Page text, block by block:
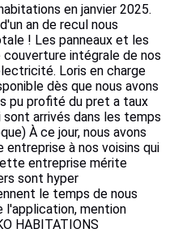
en janvier 2025.
an de recul nous
! Les panneaux et les
intégrale de nos
Loris en charge
dès que nous avons
pu profité du pret a taux
arrivés dans les temps
À ce jour, nous avons
à nos voisins qui
entreprise mérite
sont hyper
le temps de nous
mention
HABITATIONS